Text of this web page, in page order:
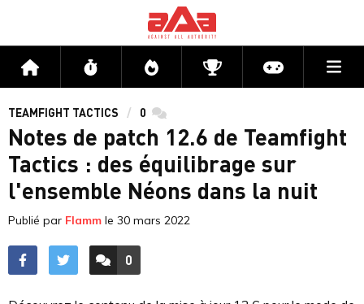
Accueil Flux Directs CompétitionsActu jeux
TEAMFIGHT TACTICS 0 commentaires
Notes de patch 12.6 de Teamfight
Tactics : des équilibrage sur
l'ensemble Néons dans la nuit
Publié par Flamm le 30 mars 2022
ACCÉDER AUX
0
COMMENTAIRES